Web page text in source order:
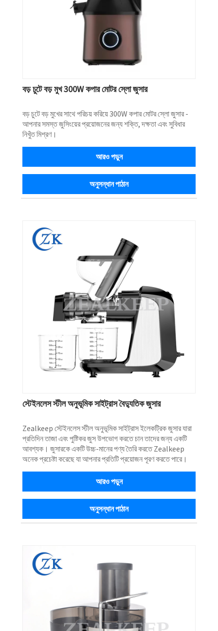
বড় চুটে বড় মুখ 300W কপার মোটর স্লো জুসার
বড় চুটে বড় মুখের সাথে পরিচয় করিয়ে 300W কপার মোটর স্লো জুসার -
আপনার সমস্ত জুসিংয়ের প্রয়োজনের জন্য শক্তি, দক্ষতা এবং সুবিধার
নিখুঁত মিশ্রণ।
আরও পড়ুন
অনুসন্ধান পাঠান
স্টেইনলেস স্টীল অনুভূমিক সাইট্রাস বৈদ্যুতিক জুসার
Zealkeep স্টেইনলেস স্টীল অনুভূমিক সাইট্রাস ইলেকট্রিক জুসার যারা
প্রতিদিন তাজা এবং পুষ্টিকর জুস উপভোগ করতে চান তাদের জন্য একটি
আবশ্যক। জুসারকে একটি উচ্চ-মানের পণ্য তৈরি করতে Zealkeep
অনেক প্রচেষ্টা করেছে যা আপনার প্রতিটি প্রয়োজন পূরণ করতে পারে।
আরও পড়ুন
অনুসন্ধান পাঠান